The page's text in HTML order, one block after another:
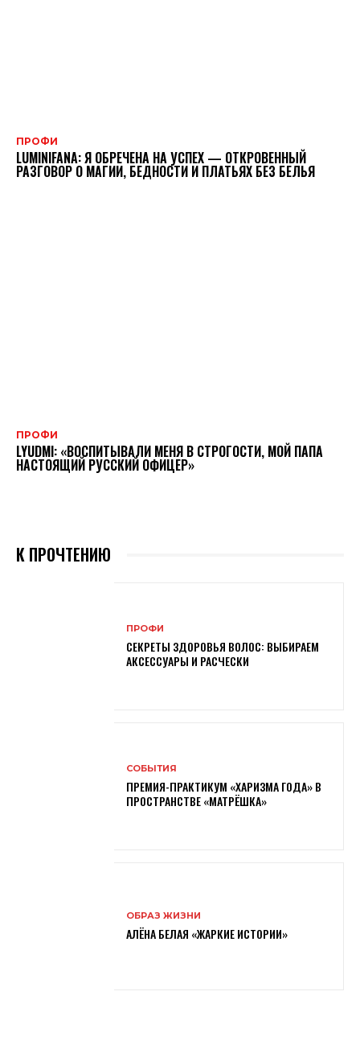
ПРОФИ
LUMINIFANA: Я ОБРЕЧЕНА НА УСПЕХ — ОТКРОВЕННЫЙ
РАЗГОВОР О МАГИИ, БЕДНОСТИ И ПЛАТЬЯХ БЕЗ БЕЛЬЯ
ПРОФИ
LYUDMI: «ВОСПИТЫВАЛИ МЕНЯ В СТРОГОСТИ, МОЙ ПАПА
НАСТОЯЩИЙ РУССКИЙ ОФИЦЕР»
К ПРОЧТЕНИЮ
ПРОФИ
СЕКРЕТЫ ЗДОРОВЬЯ ВОЛОС: ВЫБИРАЕМ
АКСЕССУАРЫ И РАСЧЕСКИ
СОБЫТИЯ
ПРЕМИЯ-ПРАКТИКУМ «ХАРИЗМА ГОДА» В
ПРОСТРАНСТВЕ «МАТРЁШКА»
ОБРАЗ ЖИЗНИ
АЛЁНА БЕЛАЯ «ЖАРКИЕ ИСТОРИИ»